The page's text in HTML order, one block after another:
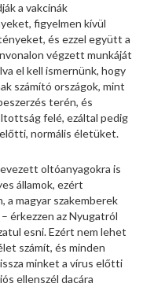
a vakcinák
figyelmen kívül
és ezzel együtt a
végzett munkáját
el kell ismernünk, hogy
számító országok, mint
terén, és
felé, ezáltal pedig
előtti, normális életüket.
oltóanyagokra is
államok, ezért
a magyar szakemberek
érkezzen az Nyugatról
esni. Ezért nem lehet
számít, és minden
minket a vírus előtti
ellenszél dacára